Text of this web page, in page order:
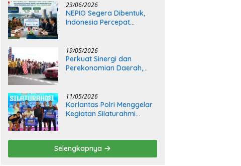
23/06/2026
NEPIO Segera Dibentuk,
Indonesia Percepat
Nuklir
19/05/2026
Perkuat Sinergi dan
Perekonomian Daerah,
2026
11/05/2026
Korlantas Polri Menggelar
Kegiatan Silaturahmi
Selengkapnya